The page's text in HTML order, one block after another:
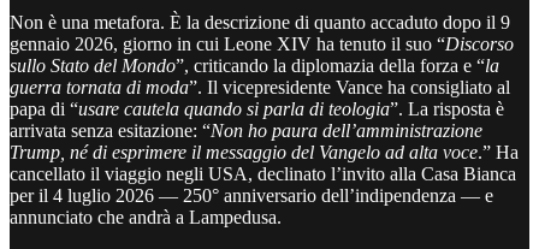
Non è una metafora. È la descrizione di quanto accaduto dopo il 9
gennaio 2026, giorno in cui Leone XIV ha tenuto il suo “Discorso
sullo Stato del Mondo”, criticando la diplomazia della forza e “la
guerra tornata di moda”. Il vicepresidente Vance ha consigliato al
papa di “usare cautela quando si parla di teologia”. La risposta è
arrivata senza esitazione: “Non ho paura dell’amministrazione
Trump, né di esprimere il messaggio del Vangelo ad alta voce.” Ha
cancellato il viaggio negli USA, declinato l’invito alla Casa Bianca
per il 4 luglio 2026 — 250° anniversario dell’indipendenza — e
annunciato che andrà a Lampedusa.